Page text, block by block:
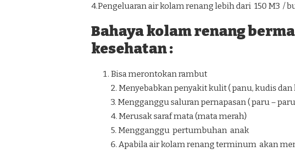
4.Pengeluaran air kolam renang lebih dari 150 M3 /
Bahaya kolam renang
kesehatan :
Bisa merontokan rambut
2. Menyebabkan penyakit kulit ( panu, kudis dan
3. Mengganggu saluran pernapasan ( paru –
4. Merusak saraf mata (mata merah)
5. Mengganggu pertumbuhan anak
6. Apabila air kolam renang terminum akan